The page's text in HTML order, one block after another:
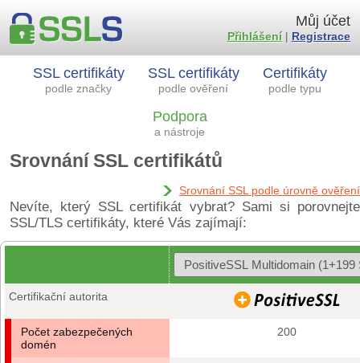
SSL certifikáty
podle značky
SSL certifikáty
podle ověření
Certifikáty
podle typu
Podpora
a nástroje
Můj účet
Přihlášení| Registrace
Srovnání SSL certifikátů
Srovnání SSL podle úrovně ověření
Nevíte, který SSL certifikát vybrat? Sami si porovnejte
SSL/TLS certifikáty, které Vás zajímají:
Certifikační autorita
Počet zabezpečených
domén
200